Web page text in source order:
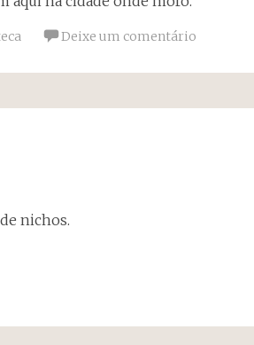
Deixe um comentário
nichos.